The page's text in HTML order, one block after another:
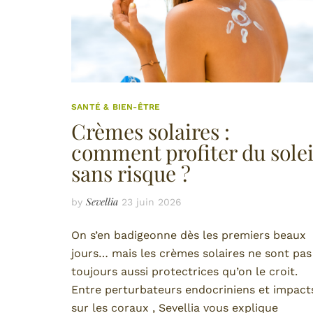
SANTÉ & BIEN-ÊTRE
Crèmes solaires :
comment profiter du
sans risque ?
by Sevellia 23 juin 2026
On s’en badigeonne dès les premiers beaux
jours… mais les crèmes solaires ne sont pas
toujours aussi protectrices qu’on le croit.
Entre perturbateurs endocriniens et
sur les coraux , Sevellia vous explique